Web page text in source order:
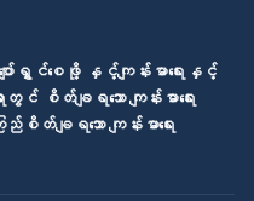
ာ်ရွှင်စေဖို့ နှင့်ကျန်းမာရေးနှင့်
စိတ်ချရသော ကျန်းမာရေး
တ်ချရသော ကျန်းမာရေး